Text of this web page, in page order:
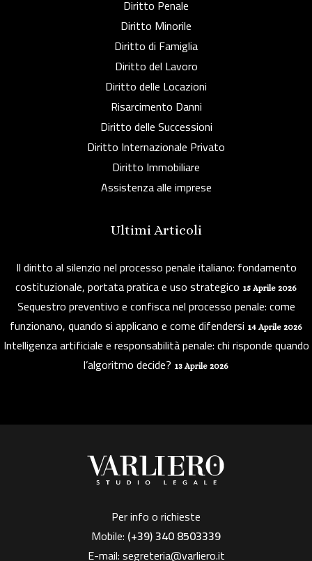
Diritto Penale
Diritto Minorile
Diritto di Famiglia
Diritto del Lavoro
Diritto delle Locazioni
Risarcimento Danni
Diritto delle Successioni
Diritto Internazionale Privato
Diritto Immobiliare
Assistenza alle imprese
Ultimi Articoli
Il diritto al silenzio nel processo penale italiano: fondamento
costituzionale, portata pratica e uso strategico 15 Aprile 2026
Sequestro preventivo e confisca nel processo penale: come
funzionano, quando si applicano e come difendersi 14 Aprile 2026
Intelligenza artificiale e responsabilità penale: chi risponde quando
l’algoritmo decide? 13 Aprile 2026
Per info o richieste
Mobile: (+39)340 8503339
E-mail:segreteria@varliero.it